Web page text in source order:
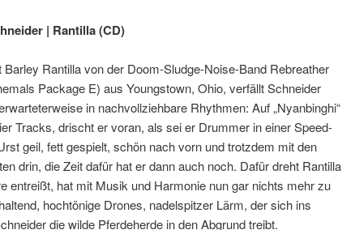
| Rantilla (CD)
Barley Rantilla von der Doom-Sludge-Noise-Band Rebreather
Package E) aus Youngstown, Ohio, verfällt Schneider
in nachvollziehbare Rhythmen: Auf „Nyanbinghi“
Tracks, drischt er voran, als sei er Drummer in einer Speed-
geil, fett gespielt, schön nach vorn und trotzdem mit den
drin, die Zeit dafür hat er dann auch noch. Dafür dreht Rantilla
entreißt, hat mit Musik und Harmonie nun gar nichts mehr zu
hochtönige Drones, nadelspitzer Lärm, der sich ins
die wilde Pferdeherde in den Abgrund treibt.